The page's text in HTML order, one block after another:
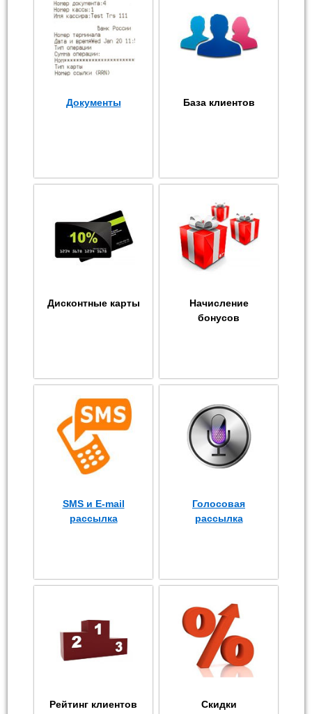
Документы База клиентов
Дисконтные карты
Начисление
бонусов
SMS и E-mail
рассылка
Голосовая
рассылка
Рейтинг клиентов Скидки